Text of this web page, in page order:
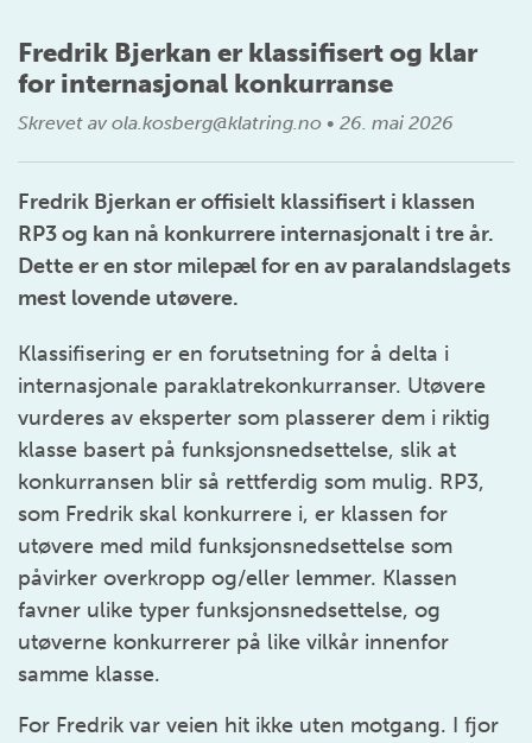
Fredrik Bjerkan er klassifisert og klar
for internasjonal konkurranse
Skrevet av ola.kosberg@klatring.no • 26. mai 2026
Fredrik Bjerkan er offisielt klassifisert i klassen
RP3 og kan nå konkurrere internasjonalt i tre år.
Dette er en stor milepæl for en av paralandslagets
mest lovende utøvere.
Klassifisering er en forutsetning for å delta i
internasjonale paraklatrekonkurranser. Utøvere
vurderes av eksperter som plasserer dem i riktig
klasse basert på funksjonsnedsettelse, slik at
konkurransen blir så rettferdig som mulig. RP3,
som Fredrik skal konkurrere i, er klassen for
utøvere med mild funksjonsnedsettelse som
påvirker overkropp og/eller lemmer. Klassen
favner ulike typer funksjonsnedsettelse, og
utøverne konkurrerer på like vilkår innenfor
samme klasse.
For Fredrik var veien hit ikke uten motgang. I fjor